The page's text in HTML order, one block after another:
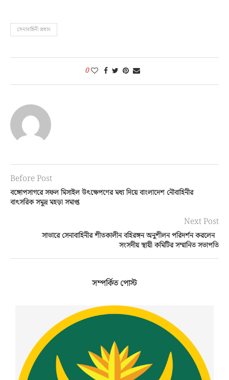
সেনাবাহিনী প্রধান
0
Before Post
বঙ্গোপসাগরে সফল মিসাইল উৎক্ষেপণের মধ্য দিয়ে বাংলাদেশ নৌবাহিনীর
বাৎসরিক সমুদ্র মহড়া সমাপ্ত
Next Post
সাভারে সেনাবাহিনীর শীতকালীন বহিরঙ্গন অনুশীলন পরিদর্শন করলেন
সংসদীয় স্থায়ী কমিটির সম্মানিত সভাপতি
সম্পর্কিত পোস্ট